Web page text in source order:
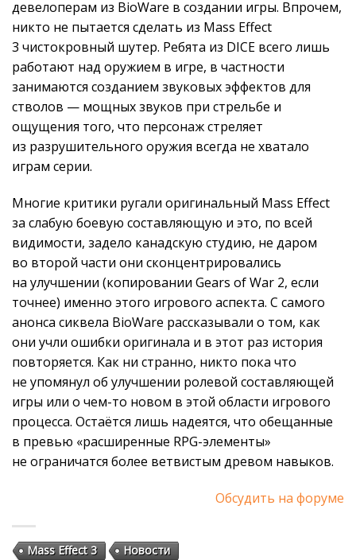
девелоперам из BioWare в создании игры. Впрочем,
никто не пытается сделать из Mass Effect
3 чистокровный шутер. Ребята из DICE всего лишь
работают над оружием в игре, в частности
занимаются созданием звуковых эффектов для
стволов — мощных звуков при стрельбе и
ощущения того, что персонаж стреляет
из разрушительного оружия всегда не хватало
играм серии.
Многие критики ругали оригинальный Mass Effect
за слабую боевую составляющую и это, по всей
видимости, задело канадскую студию, не даром
во второй части они сконцентрировались
на улучшении (копировании Gears of War 2, если
точнее) именно этого игрового аспекта. С самого
анонса сиквела BioWare рассказывали о том, как
они учли ошибки оригинала и в этот раз история
повторяется. Как ни странно, никто пока что
не упомянул об улучшении ролевой составляющей
игры или о чем-то новом в этой области игрового
процесса. Остаётся лишь надеятся, что обещанные
в превью «расширенные RPG-элементы»
не ограничатся более ветвистым древом навыков.
Обсудить на форуме
Mass Effect 3 Новости